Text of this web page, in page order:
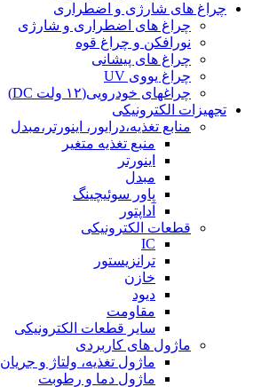
چراغ های شارژی و اضطراری
چراغ های اضطراری و شارژی
نورافکن و چراغ قوه
چراغ های پیشانی
چراغ یووی UV
چراغهای خودرویی(۱۲ ولت DC)
تجهیزات الکترونیکی
منابع تغذیه،درایور، اینورتر،مبدل
منبع تغذیه متغیر
اینورتر
مبدل
پاور سوئیچینگ
آداپتور
قطعات الکترونیکی
IC
ترانزیستور
خازن
دیود
مقاومت
سایر قطعات الکترونیکی
ماژول های کاربردی
ماژول تغذیه، ولتاژ و جریان
ماژول دما و رطوبت